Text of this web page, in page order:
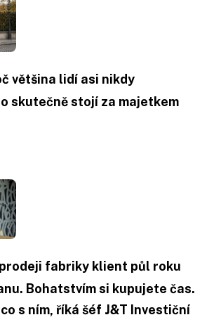
většina lidí asi nikdy
skutečně stojí za majetkem
fabriky klient půl roku
Bohatstvím si kupujete čas.
s ním, říká šéf J&T Investiční